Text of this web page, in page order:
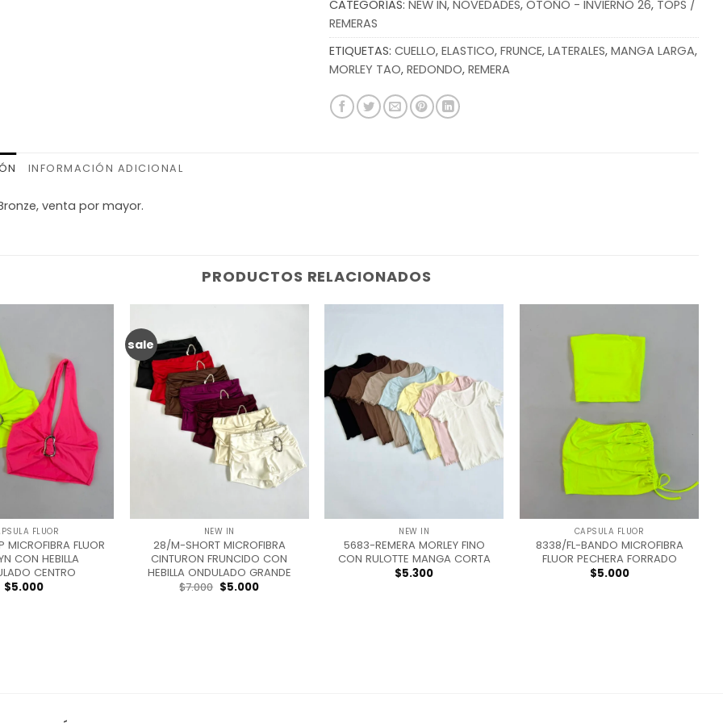
CATEGORÍAS: NEW IN, NOVEDADES, OTOÑO - INVIERNO 26, TOPS /
REMERAS
ETIQUETAS: CUELLO, ELASTICO, FRUNCE, LATERALES, MANGA LARGA,
MORLEY TAO, REDONDO, REMERA
INFORMACIÓN ADICIONAL
venta por mayor.
PRODUCTOS RELACIONADOS
FLUOR
MICROFIBRA FLUOR
CON HEBILLA
CENTRO
$5.000
sale
NEW IN
28/M-SHORT MICROFIBRA
CINTURON FRUNCIDO CON
HEBILLA ONDULADO GRANDE
$7.000 Original
$5.000Current
NEW IN
5683-REMERA MORLEY FINO
CON RULOTTE MANGA CORTA
$5.300
CAPSULA FLUOR
8338/FL-BANDO MICROFIBRA
FLUOR PECHERA FORRADO
$5.000